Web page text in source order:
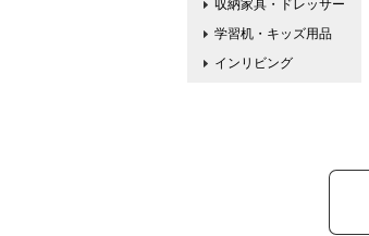
収納家具・ドレッサー
学習机・キッズ用品
インリビング